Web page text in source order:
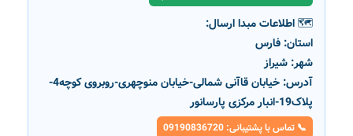
🗺️ اطلاعات مبدا ارسال:
استان: فارس
شهر: شیراز
آدرس:
خیابان قاآنی شمالی-خیابان منوچهری-روبروی کوچه4-
پلاک19-انبار مرکزی پارسانور
📞 تماس با پشتیبانی: 09190836720